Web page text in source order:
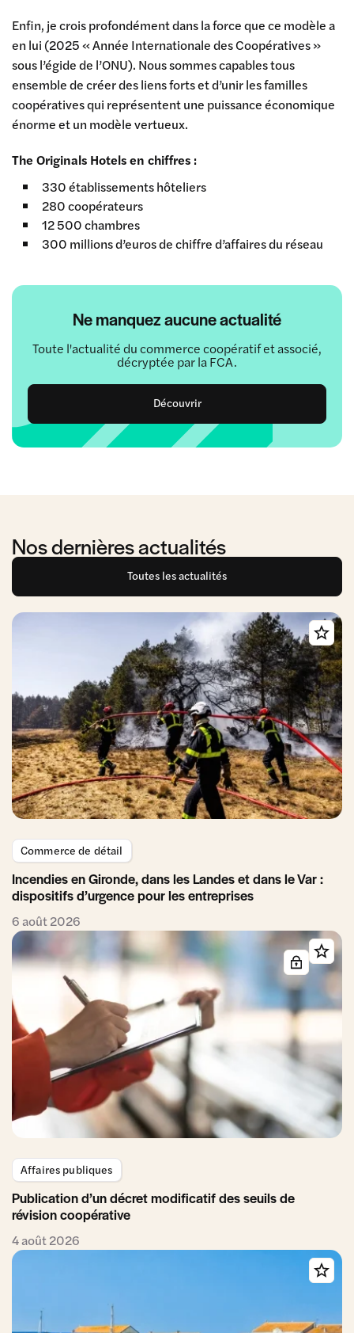
Ne manquez aucune actualité
Toute l'actualité du commerce coopératif et associé,
décryptée par la FCA.
Découvrir
Enfin, je crois profondément dans la force que ce modèle a
en lui (2025 « Année Internationale des Coopératives »
sous l’égide de l’ONU). Nous sommes capables tous
ensemble de créer des liens forts et d’unir les familles
coopératives qui représentent une puissance économique
énorme et un modèle vertueux.
The Originals Hotels en chiffres :
330 établissements hôteliers
280 coopérateurs
12 500 chambres
300 millions d’euros de chiffre d’affaires du réseau
Nos dernières actualités
Toutes les actualités
Commerce de détail
Incendies en Gironde, dans les Landes et dans le Var :
dispositifs d’urgence pour les entreprises
6 août 2026
Affaires publiques
Publication d’un décret modificatif des seuils de
révision coopérative
4 août 2026